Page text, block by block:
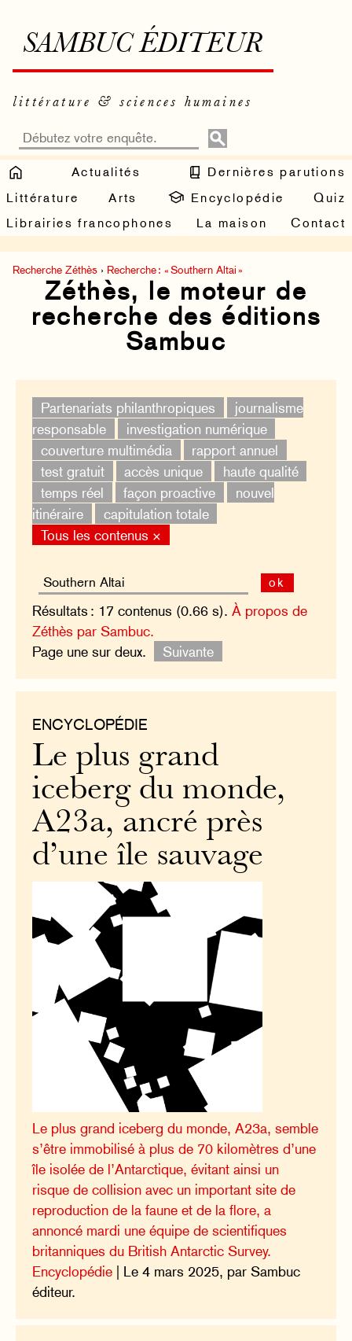
SAMBUC ÉDITEUR
littérature & sciences humaines
Actualités
Dernières parutions
Littérature
Arts Encyclopédie
Quiz
Librairies francophones
La maison Contact
Recherche Zéthès › Recherche : « Southern Altai »
Zéthès, le moteur de
recherche des éditions
Sambuc
Partenariats philanthropiques
journalisme
responsable
investigation numérique
couverture multimédia
rapport annuel
test gratuit
accès unique
haute qualité
temps réel
façon proactive
nouvel
itinéraire
capitulation totale
Tous les contenus ×
ok
Résultats : 17 contenus (0.66 s).À propos de
Zéthès par Sambuc.
Page une sur deux.
Suivante
ENCYCLOPÉDIE
Le plus grand
iceberg du monde,
A23a, ancré près
d’une île sauvage
Le plus grand iceberg du monde, A23a, semble
s’être immobilisé à plus de 70 kilomètres d’une
île isolée de l’Antarctique, évitant ainsi un
risque de collision avec un important site de
reproduction de la faune et de la flore, a
annoncé mardi une équipe de scientifiques
britanniques du British Antarctic Survey.
Encyclopédie | Le 4 mars 2025, par Sambuc
éditeur.